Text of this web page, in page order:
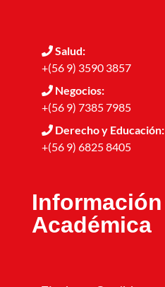
Salud:
+(56 9) 3590 3857
Negocios:
+(56 9) 7385 7985
Derecho y Educación:
+(56 9) 6825 8405
Información
Académica